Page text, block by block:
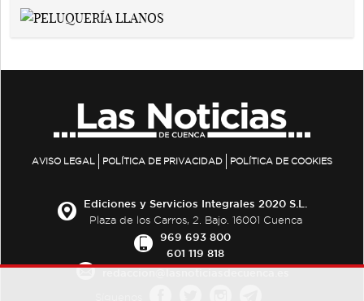
AVISO LEGAL POLÍTICA DE PRIVACIDAD POLÍTICA DE COOKIES
Ediciones y Servicios Integrales 2020 S.L.
Plaza de los Carros, 2. Bajo. 16001 Cuenca
969 693 800
601 119 818